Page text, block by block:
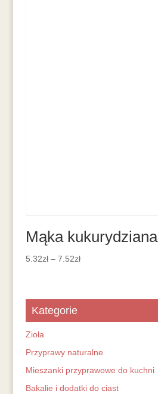
Mąka kukurydziana
5.32zł– 7.52zł
Kategorie
Zioła
Przyprawy naturalne
Mieszanki przyprawowe do kuchni
Bakalie i dodatki do ciast